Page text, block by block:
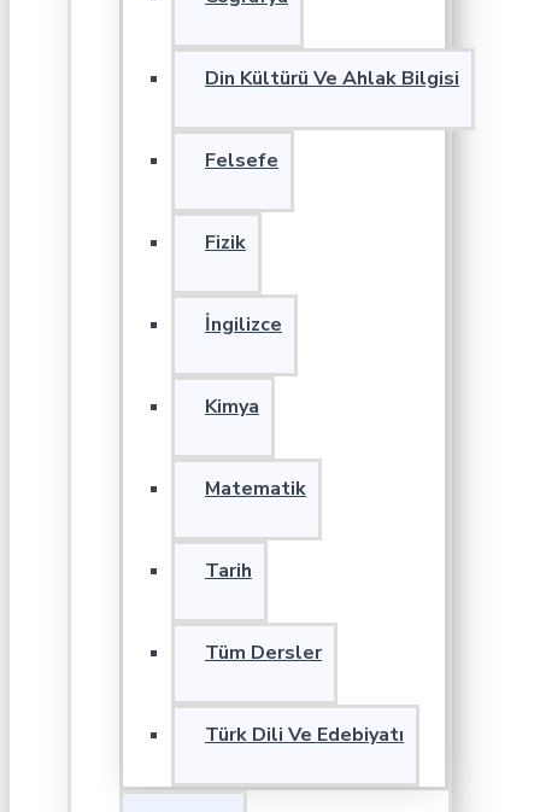
Din Kültürü Ve Ahlak Bilgisi
Felsefe
Fizik
İngilizce
Kimya
Matematik
Tarih
Tüm Dersler
Türk Dili Ve Edebiyatı